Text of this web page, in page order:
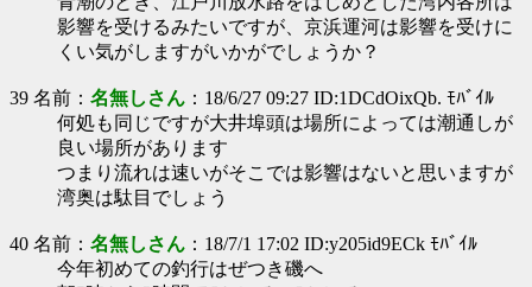
影響を受けるみたいですが、京浜運河は影響を受けに
くい気がしますがいかがでしょうか？
39 名前： 名無しさん ：18/6/27 09:27 ID:1DCdOixQb. ﾓﾊﾞｲﾙ
何処も同じですが大井埠頭は場所によっては潮通しが
良い場所があります
つまり流れは速いがそこでは影響はないと思いますが
湾奥は駄目でしょう
40 名前： 名無しさん ：18/7/1 17:02 ID:y205id9ECk ﾓﾊﾞｲﾙ
今年初めての釣行はぜつき磯へ